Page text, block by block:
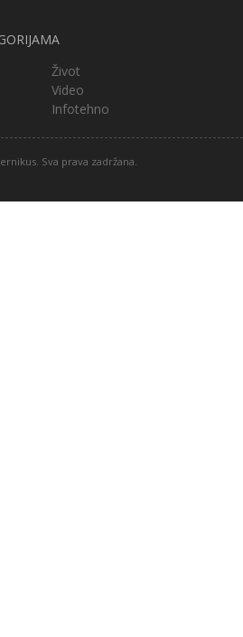
Život
Video
Infotehno
Sva prava zadržana.